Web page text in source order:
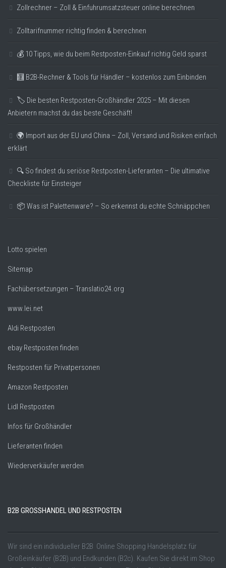
Zollrechner – Zoll & Einfuhrumsatzsteuer online berechnen
Zolltarifnummer richtig finden & berechnen
💰 10 Tipps, wie du beim Restposten-Einkauf richtig Geld sparst
🧮 B2B-Rechner & Tools für Händler – kostenlos zum Einbinden
🏷️ Die besten Restposten-Großhändler 2025 – Mit diesen
Anbietern machst du das beste Geschäft!
🌍 Import aus der EU und China – Zoll, Versand und Risiken einfach
erklärt
🔍 So findest du seriöse Restposten-Lieferanten – Die ultimative
Checkliste für Einsteiger
📦 Was ist Palettenware? – So erkennst du echte Schnäppchen
Lotto spielen
Sitemap
Fachübersetzungen – Translatio24.org
www.lei.net
Aldi Restposten
ebay Restposten finden
Restposten für Privatpersonen
Amazon Restposten
Lidl Restposten
Infos für Großhändler
Lieferanten finden
Wiederverkäufer werden
B2B GROSSHANDEL UND RESTPOSTEN
Wir sind ein individueller B2B Online Shopping Handelsplatz für
Großeinkäufer (B2B) und Endkunden (B2c). Kaufen Sie direkt im Shop